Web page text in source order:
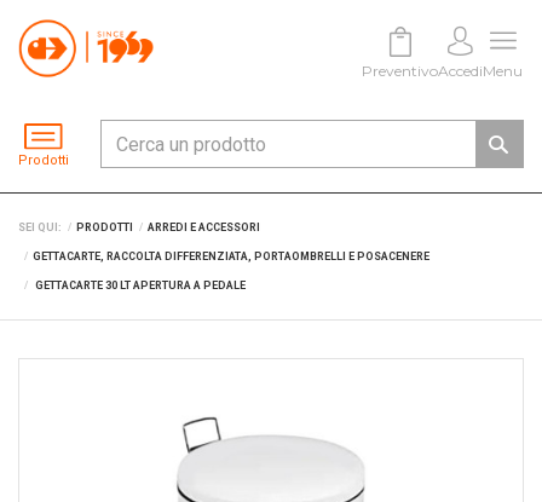
Prodotti
PreventivoAccediMenu
SEI QUI: PRODOTTI ARREDI E ACCESSORI
GETTACARTE, RACCOLTA DIFFERENZIATA, PORTAOMBRELLI E POSACENERE
GETTACARTE 30 LT APERTURA A PEDALE